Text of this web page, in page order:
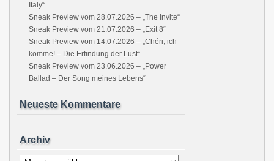
Italy“
Sneak Preview vom 28.07.2026 – „The Invite“
Sneak Preview vom 21.07.2026 – „Exit 8“
Sneak Preview vom 14.07.2026 – „Chéri, ich
komme! – Die Erfindung der Lust“
Sneak Preview vom 23.06.2026 – „Power
Ballad – Der Song meines Lebens“
Neueste Kommentare
Archiv
Archiv